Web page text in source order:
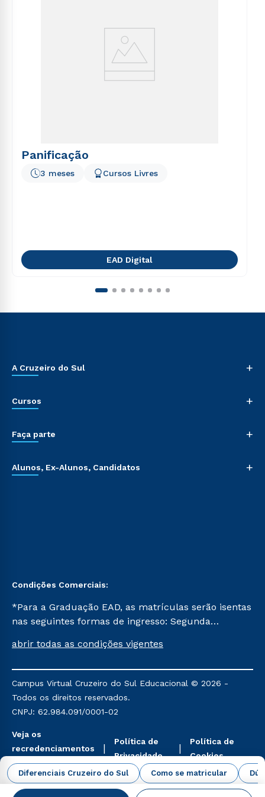
Diferenciais Cruzeiro do Sul Como se matricular
Panificação
3 meses Cursos Livres
EAD Digital
A Cruzeiro do Sul +
Cursos +
Faça parte +
Alunos, Ex-Alunos, Candidatos +
Condições Comerciais:
*Para a Graduação EAD, as matrículas serão isentas
nas seguintes formas de ingresso: Segunda
Já para as demais, a taxa de matrícula será de R$
mencionadas são referentes aos cursos: Ensino
Religioso, Geografia para a Docência e Metodologia
do Ensino de História: Questões Atuais.
abrir todas as condições vigentes
Campus Virtual Cruzeiro do Sul Educacional © 2026 -
Todos os direitos reservados.
CNPJ: 62.984.091/0001-02
Veja os
recredenciamentos
aqui
Política de
Privacidade
Política de
Cookies